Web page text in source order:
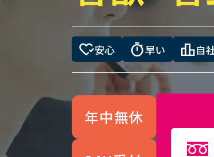
heart_check安心 timer早い leaderboard自
年中無休